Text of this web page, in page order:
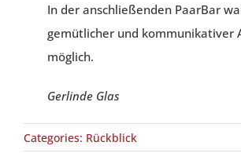
In der anschließenden PaarBar
gemütlicher und kommunikativer
möglich.
Gerlinde Glas
Categories: Rückblick